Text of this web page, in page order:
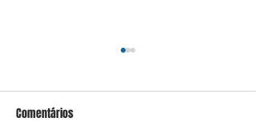
Comentários